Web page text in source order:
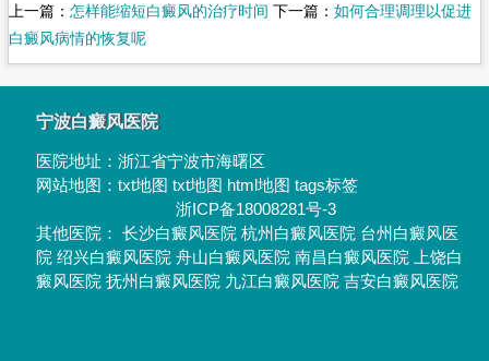
上一篇： 怎样能缩短白癜风的治疗时间 下一篇： 如何合理调理以促进
白癜风病情的恢复呢
宁波白癜风医院
医院地址：浙江省宁波市海曙区
网站地图：txt地图 txt地图 html地图 tags标签
浙ICP备18008281号-3
其他医院：长沙白癜风医院 杭州白癜风医院 台州白癜风医
院 绍兴白癜风医院 舟山白癜风医院 南昌白癜风医院
上饶白
癜风医院 抚州白癜风医院 九江白癜风医院 吉安白癜风医院